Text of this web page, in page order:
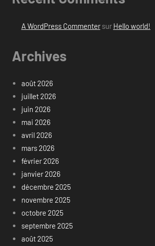
A WordPress Commentersur Hello world!
Archives
août 2026
juillet 2026
juin 2026
mai 2026
avril 2026
mars 2026
février 2026
janvier 2026
décembre 2025
novembre 2025
octobre 2025
septembre 2025
août 2025